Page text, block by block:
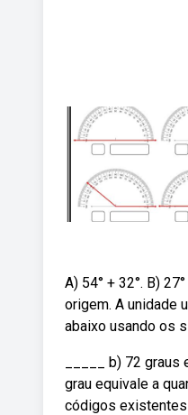
A) 54° + 32°. B)
origem. A unidade
abaixo usando os
_____ b) 72
grau equivale a
códigos existentes